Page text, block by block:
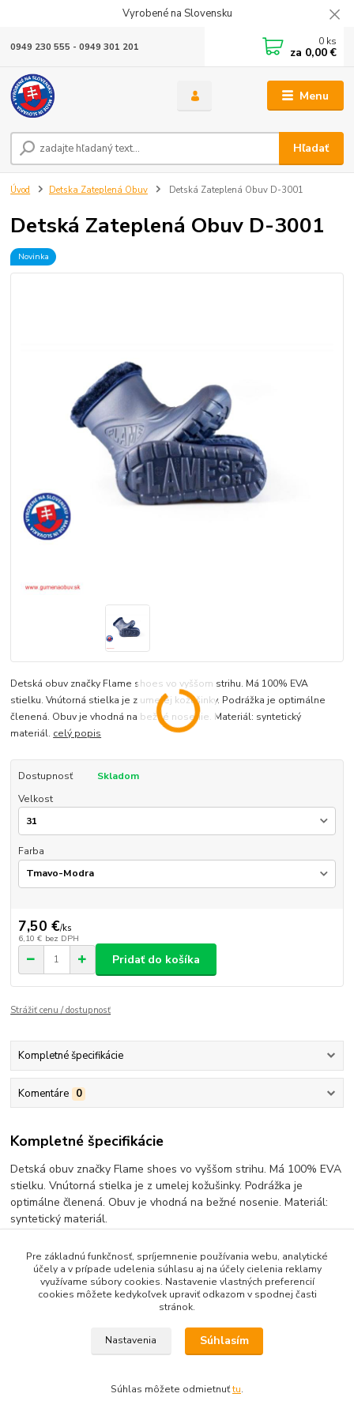
Vyrobené na Slovensku
Menu
Hľadať
0949 230 555 - 0949 301 201 0 ks
za 0,00 €
Úvod Detska Zateplená Obuv Detská Zateplená Obuv D-3001
Detská Zateplená Obuv D-3001
Novinka
Detská obuv značky Flame shoes vo vyššom strihu. Má 100% EVA
stielku. Vnútorná stielka je z umelej kožušinky. Podrážka je optimálne
členená. Obuv je vhodná na bežné nosenie. Materiál: syntetický
materiál. celý popis
Dostupnosť
Skladom
Velkost
Farba
7,50 €/ks
6,10 € bez DPH
Pridať do košíka
Strážiť cenu / dostupnosť
Kompletné špecifikácie
Komentáre 0
Kompletné špecifikácie
Detská obuv značky Flame shoes vo vyššom strihu. Má 100% EVA
stielku. Vnútorná stielka je z umelej kožušinky. Podrážka je
optimálne členená. Obuv je vhodná na bežné nosenie. Materiál:
syntetický materiál.
Tovar zaradený v kategóriách
Pre základnú funkčnosť, spríjemnenie používania webu, analytické
účely a v prípade udelenia súhlasu aj na účely cielenia reklamy
využívame súbory cookies. Nastavenie vlastných preferencií
cookies môžete kedykoľvek upraviť odkazom v spodnej časti
stránok.
Nastavenia Súhlasím
Súhlas môžete odmietnuťtu.